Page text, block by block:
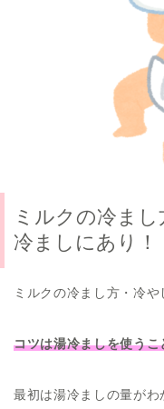
ミルクの冷ま
冷ましにあり！
ミルクの冷まし方・冷
コツは湯冷ましを使うこ
最初は湯冷ましの量が